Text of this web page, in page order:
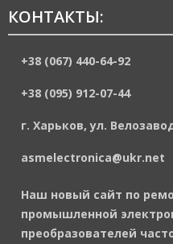
КОНТАКТЫ:
+38 (067) 440-64-92
+38 (095) 912-07-44
г. Харьков, ул.
asmelectronica@ukr.net
Наш новый сайт по
промышленной
преобразователей